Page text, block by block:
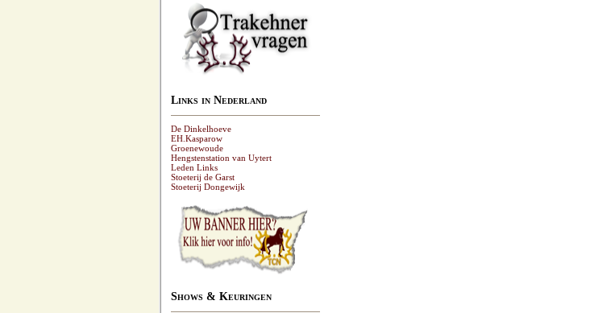
Links in Nederland
De Dinkelhoeve
EH.Kasparow
Groenewoude
Hengstenstation van Uytert
Leden Links
Stoeterij de Garst
Stoeterij Dongewijk
Shows & Keuringen